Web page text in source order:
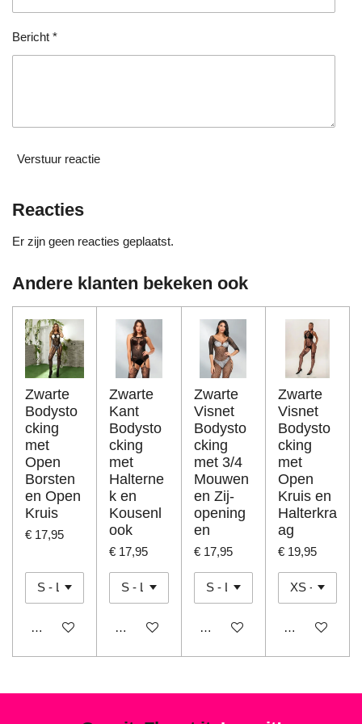
e
n
Bericht *
Verstuur reactie
Reacties
Er zijn geen reacties geplaatst.
Andere klanten bekeken ook
Zwarte
Bodysto
cking
met
Open
Borsten
en Open
Kruis
€ 17,95
In winkelwagen
Zwarte
Kant
Bodysto
cking
met
Halterne
k en
Kousenl
ook
€ 17,95
In winkelwagen
Zwarte
Visnet
Bodysto
cking
met 3/4
Mouwen
en Zij-
opening
en
€ 17,95
In winkelwagen
Zwarte
Visnet
Bodysto
cking
met
Open
Kruis en
Halterkra
ag
€ 19,95
In